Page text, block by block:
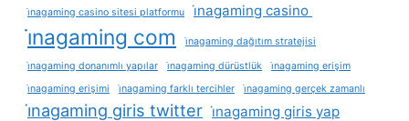
i̇nagaming casino sitesi platformu i̇nagaming casino
i̇nagaming com i̇nagaming dağıtım stratejisi
i̇nagaming donanımlı yapılar i̇nagaming dürüstlük
i̇nagaming erişim
i̇nagaming erişimi
i̇nagaming farklı tercihler i̇nagaming gerçek zamanlı
i̇nagaming giris twitter i̇nagaming giris yap